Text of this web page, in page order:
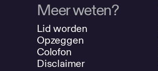
Meer weten?
Lid worden
Opzeggen
Colofon
Disclaimer